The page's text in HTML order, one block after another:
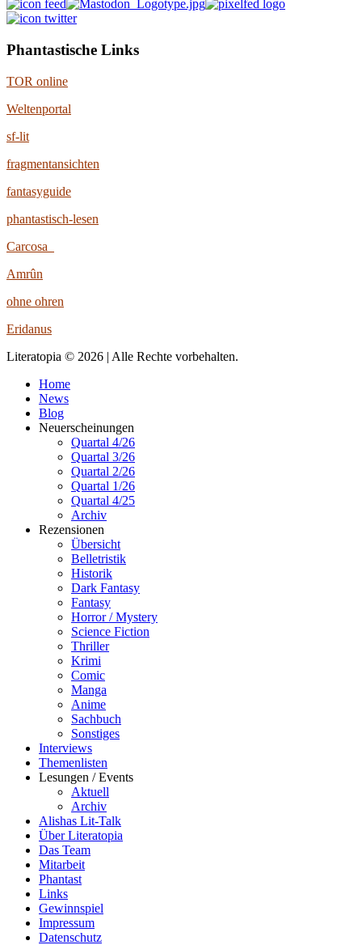
Phantastische Links
TOR online
Weltenportal
sf-lit
fragmentansichten
fantasyguide
phantastisch-lesen
Carcosa
Amrûn
ohne ohren
Eridanus
Literatopia © 2026 | Alle Rechte vorbehalten.
Home
News
Blog
Neuerscheinungen
Quartal 4/26
Quartal 3/26
Quartal 2/26
Quartal 1/26
Quartal 4/25
Archiv
Rezensionen
Übersicht
Belletristik
Historik
Dark Fantasy
Fantasy
Horror / Mystery
Science Fiction
Thriller
Krimi
Comic
Manga
Anime
Sachbuch
Sonstiges
Interviews
Themenlisten
Lesungen / Events
Aktuell
Archiv
Alishas Lit-Talk
Über Literatopia
Das Team
Mitarbeit
Phantast
Links
Gewinnspiel
Impressum
Datenschutz